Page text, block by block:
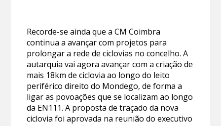
Recorde-se ainda que a CM Coimbra
continua a avançar com projetos para
prolongar a rede de ciclovias no concelho. A
autarquia vai agora avançar com a criação de
mais 18km de ciclovia ao longo do leito
periférico direito do Mondego, de forma a
ligar as povoações que se localizam ao longo
da EN111. A proposta de traçado da nova
ciclovia foi aprovada na reunião do executivo